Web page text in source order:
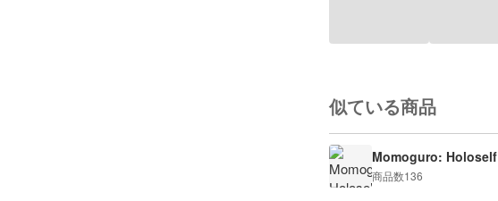
似ている商品
Momoguro: Holoself
商品数136